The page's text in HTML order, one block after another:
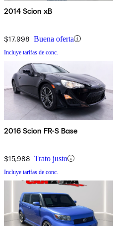
2014 Scion xB
$17,998 Buena oferta
Incluye tarifas de conc.
2016 Scion FR-S Base
$15,988 Trato justo
Incluye tarifas de conc.